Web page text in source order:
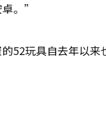
。”
52玩具自去年以来